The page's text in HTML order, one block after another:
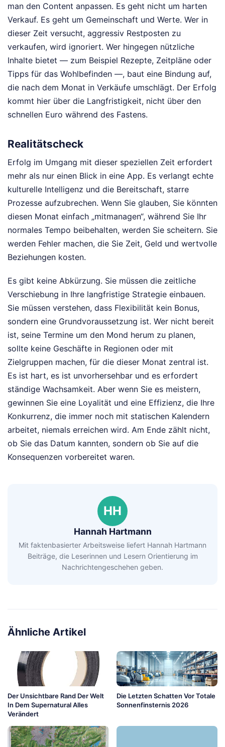
man den Content anpassen. Es geht nicht um harten
Verkauf. Es geht um Gemeinschaft und Werte. Wer in
dieser Zeit versucht, aggressiv Restposten zu
verkaufen, wird ignoriert. Wer hingegen nützliche
Inhalte bietet — zum Beispiel Rezepte, Zeitpläne oder
Tipps für das Wohlbefinden —, baut eine Bindung auf,
die nach dem Monat in Verkäufe umschlägt. Der Erfolg
kommt hier über die Langfristigkeit, nicht über den
schnellen Euro während des Fastens.
Realitätscheck
Erfolg im Umgang mit dieser speziellen Zeit erfordert
mehr als nur einen Blick in eine App. Es verlangt echte
kulturelle Intelligenz und die Bereitschaft, starre
Prozesse aufzubrechen. Wenn Sie glauben, Sie könnten
diesen Monat einfach „mitmanagen“, während Sie Ihr
normales Tempo beibehalten, werden Sie scheitern. Sie
werden Fehler machen, die Sie Zeit, Geld und wertvolle
Beziehungen kosten.
Es gibt keine Abkürzung. Sie müssen die zeitliche
Verschiebung in Ihre langfristige Strategie einbauen.
Sie müssen verstehen, dass Flexibilität kein Bonus,
sondern eine Grundvoraussetzung ist. Wer nicht bereit
ist, seine Termine um den Mond herum zu planen,
sollte keine Geschäfte in Regionen oder mit
Zielgruppen machen, für die dieser Monat zentral ist.
Es ist hart, es ist unvorhersehbar und es erfordert
ständige Wachsamkeit. Aber wenn Sie es meistern,
gewinnen Sie eine Loyalität und eine Effizienz, die Ihre
Konkurrenz, die immer noch mit statischen Kalendern
arbeitet, niemals erreichen wird. Am Ende zählt nicht,
ob Sie das Datum kannten, sondern ob Sie auf die
Konsequenzen vorbereitet waren.
HH
Hannah Hartmann
Mit faktenbasierter Arbeitsweise liefert Hannah Hartmann
Beiträge, die Leserinnen und Lesern Orientierung im
Nachrichtengeschehen geben.
Ähnliche Artikel
Der Unsichtbare Rand Der Welt
In Dem Supernatural Alles
Verändert
Die Letzten Schatten Vor Totale
Sonnenfinsternis 2026